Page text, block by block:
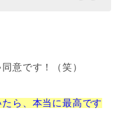
意です！（笑）
ら、本当に最高です